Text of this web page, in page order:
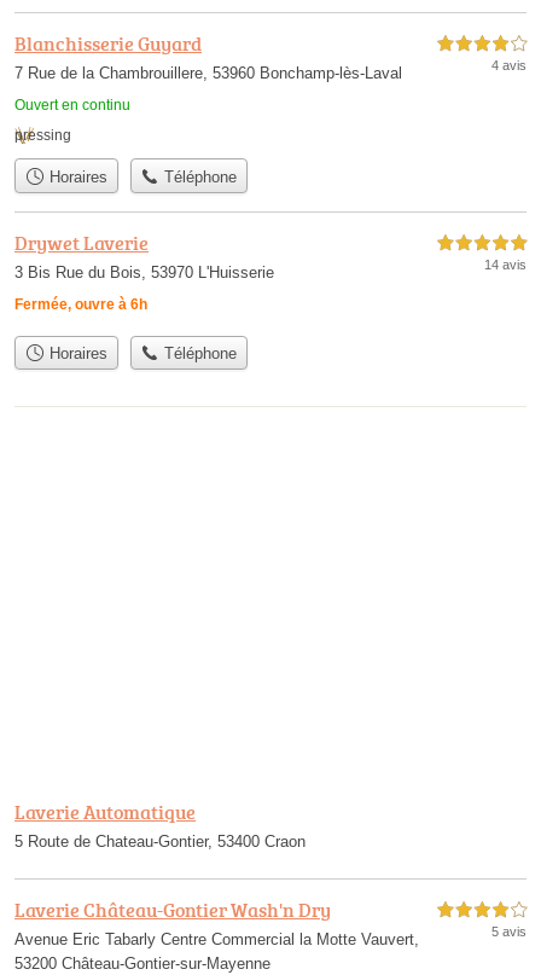
Blanchisserie Guyard
7 Rue de la Chambrouillere, 53960 Bonchamp-lès-Laval
Ouvert en continu
4,0 étoiles sur 5
4 avis
pressing
Horaires Téléphone
Drywet Laverie
3 Bis Rue du Bois, 53970 L'Huisserie
Fermée, ouvre à 6h
5,0 étoiles sur 5
14 avis
Horaires Téléphone
Laverie Automatique
5 Route de Chateau-Gontier, 53400 Craon
Laverie Château-Gontier Wash'n Dry
Avenue Eric Tabarly Centre Commercial la Motte Vauvert,
53200 Château-Gontier-sur-Mayenne
4,0 étoiles sur 5
5 avis